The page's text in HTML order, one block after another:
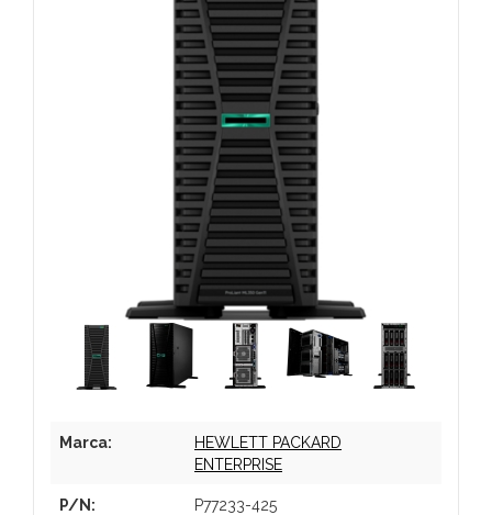
Marca:
HEWLETT PACKARD
ENTERPRISE
P/N: P77233-425